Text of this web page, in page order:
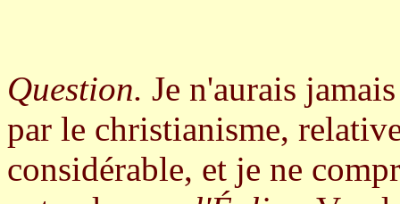
Question. Je n'aurais
par le christianisme,
considérable, et je ne